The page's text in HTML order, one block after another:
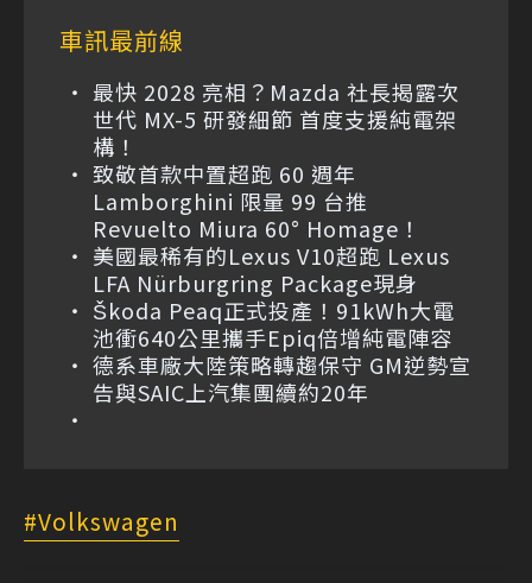
車訊最前線
最快 2028 亮相？Mazda 社長揭露次
世代 MX-5 研發細節 首度支援純電架
構！
致敬首款中置超跑 60 週年
Lamborghini 限量 99 台推
Revuelto Miura 60° Homage！
美國最稀有的Lexus V10超跑 Lexus
LFA Nürburgring Package現身
Škoda Peaq正式投產！91kWh大電
池衝640公里攜手Epiq倍增純電陣容
德系車廠大陸策略轉趨保守 GM逆勢宣
告與SAIC上汽集團續約20年
Volkswagen